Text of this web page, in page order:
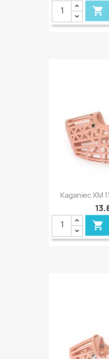

Kaganiec XM
